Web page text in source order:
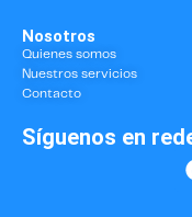
Nosotros
Quienes somos
Nuestros servicios
Contacto
Síguenos en